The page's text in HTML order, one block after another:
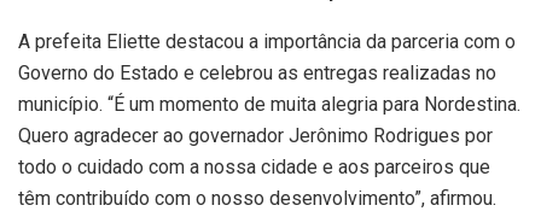
A prefeita Eliette destacou a importância da parceria com o
Governo do Estado e celebrou as entregas realizadas no
município. “É um momento de muita alegria para Nordestina.
Quero agradecer ao governador Jerônimo Rodrigues por
todo o cuidado com a nossa cidade e aos parceiros que
têm contribuído com o nosso desenvolvimento”, afirmou.